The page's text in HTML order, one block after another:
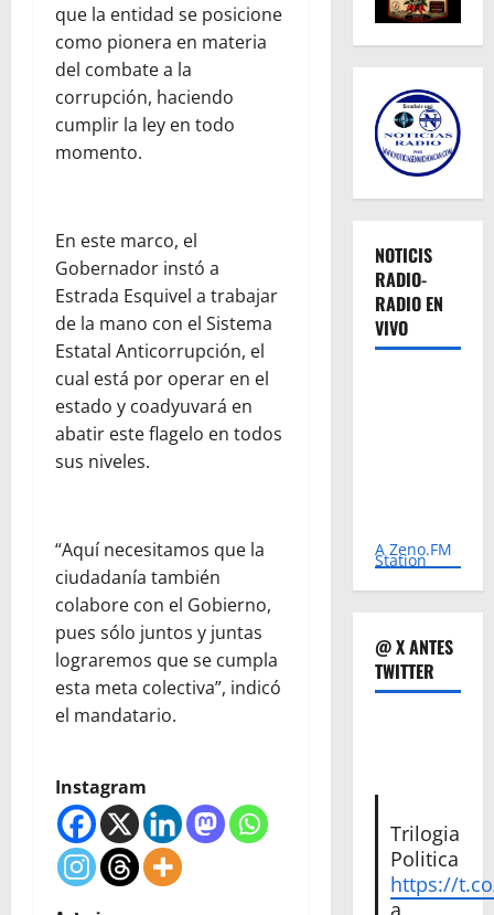
que la entidad se posicione
como pionera en materia
del combate a la
corrupción, haciendo
cumplir la ley en todo
momento.
En este marco, el
Gobernador instó a
Estrada Esquivel a trabajar
de la mano con el Sistema
Estatal Anticorrupción, el
cual está por operar en el
estado y coadyuvará en
abatir este flagelo en todos
sus niveles.
“Aquí necesitamos que la
ciudadanía también
colabore con el Gobierno,
pues sólo juntos y juntas
lograremos que se cumpla
esta meta colectiva”, indicó
el mandatario.
Instagram
NOTICIS
RADIO-
RADIO EN
VIVO
A Zeno.FM
Station
@ X ANTES
TWITTER
Trilogia
Politica
https://